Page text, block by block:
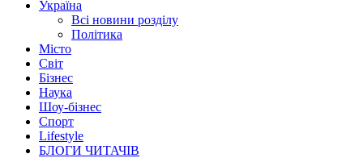
Україна
Всі новини розділу
Політика
Місто
Світ
Бізнес
Наука
Шоу-бізнес
Спорт
Lifestyle
БЛОГИ ЧИТАЧІВ